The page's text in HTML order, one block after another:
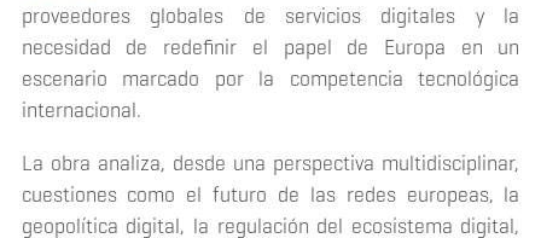
proveedores globales de servicios digitales y la
necesidad de redefinir el papel de Europa en un
escenario marcado por la competencia tecnológica
internacional.
La obra analiza, desde una perspectiva multidisciplinar,
cuestiones como el futuro de las redes europeas, la
geopolítica digital, la regulación del ecosistema digital,